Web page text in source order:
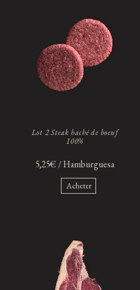
Lot 2 Steak haché de boeuf
100%
5,25€ / Hamburguesa
Acheter